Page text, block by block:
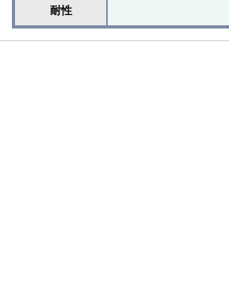
耐性